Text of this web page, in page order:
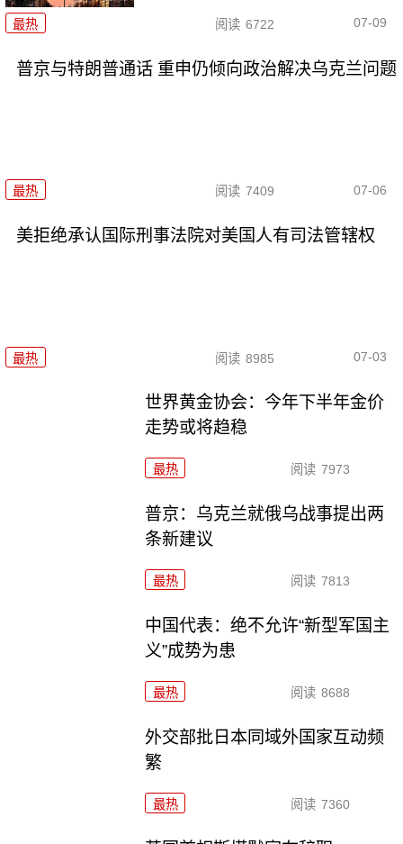
最热 阅读 6722 07-09
普京与特朗普通话 重申仍倾向政治解决乌克兰问题
最热 阅读 7409 07-06
美拒绝承认国际刑事法院对美国人有司法管辖权
最热 阅读 8985 07-03
世界黄金协会：今年下半年金价
走势或将趋稳
最热 阅读 7973
普京：乌克兰就俄乌战事提出两
条新建议
最热 阅读 7813
中国代表：绝不允许“新型军国主
义”成势为患
最热 阅读 8688
外交部批日本同域外国家互动频
繁
最热 阅读 7360